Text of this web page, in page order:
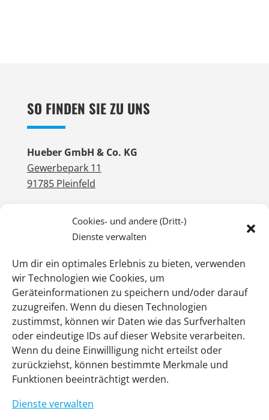
Cookies- und andere (Dritt-)
Dienste verwalten
Um dir ein optimales Erlebnis zu bieten, verwenden
wir Technologien wie Cookies, um
Geräteinformationen zu speichern und/oder darauf
zuzugreifen. Wenn du diesen Technologien
zustimmst, können wir Daten wie das Surfverhalten
oder eindeutige IDs auf dieser Website verarbeiten.
Wenn du deine Einwillligung nicht erteilst oder
zurückziehst, können bestimmte Merkmale und
Funktionen beeinträchtigt werden.
Dienste verwalten
SO FINDEN SIE ZU UNS
Hueber GmbH & Co. KG
Gewerbepark 11
91785 Pleinfeld
WIR SIND FÜR SIE DA
T +49 9144 602-0
info@hueber-pleinfeld.de